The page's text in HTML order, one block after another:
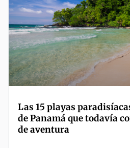
Las 15 playas
de Panamá que todavía
de aventura